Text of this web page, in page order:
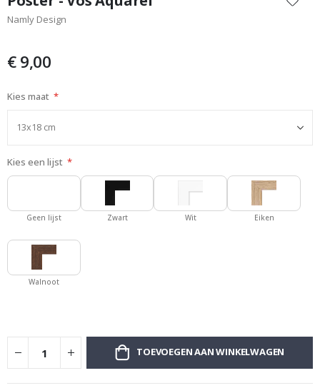
het
begin
afbeeldingen-
Namly Design
€ 9,00
Kies maat
Kies een lijst
Geen lijst Zwart Wit Eiken
Walnoot
TOEVOEGEN AAN WINKELWAGEN